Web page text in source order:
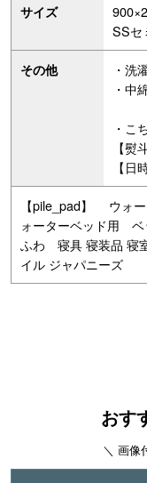
サイズ
SSセ
その他
・洗
・中
・こ
【熨
【日
【pile_pad】 ウォ
ォーターベッド用 ベ
ふわ 寝具 寝装品 寝
イル ジャパニーズ
おす
＼ 画像